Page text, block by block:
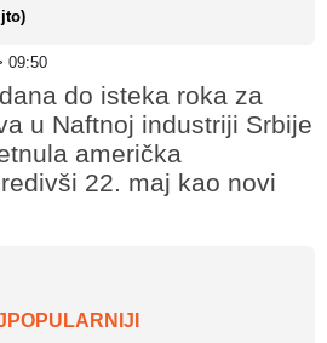
09:50
do isteka roka za
u Naftnoj industriji Srbije
američka
22. maj kao novi